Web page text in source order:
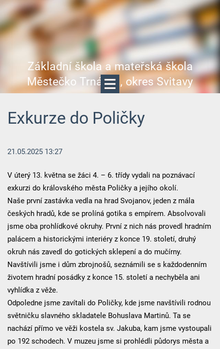
Základní škola a mateřská škola
Městečko Trnávka, okres Svitavy
Exkurze do Poličky
21.05.2025 13:27
V úterý 13. května se žáci 4. – 6. třídy vydali na poznávací
exkurzi do královského města Poličky a jejího okolí.
Naše první zastávka vedla na hrad Svojanov, jeden z mála
českých hradů, kde se prolíná gotika s empírem. Absolvovali
jsme oba prohlídkové okruhy. První z nich nás provedl hradním
palácem a historickými interiéry z konce 19. století, druhý
okruh nás zavedl do gotických sklepení a do mučírny.
Navštívili jsme i dům zbrojnošů, seznámili se s každodenním
životem hradní posádky z konce 15. století a nechyběla ani
vyhlídka z věže.
Odpoledne jsme zavítali do Poličky, kde jsme navštívili rodnou
světničku slavného skladatele Bohuslava Martinů. Ta se
nachází přímo ve věži kostela sv. Jakuba, kam jsme vystoupali
po 192 schodech. V muzeu jsme si prohlédli půdorys města a